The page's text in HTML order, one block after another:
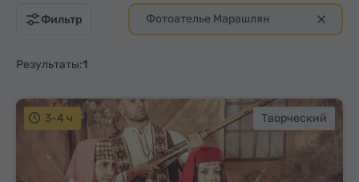
Результаты:1
Фильтр Фотоателье Марашлян
3-4 ч Творческий